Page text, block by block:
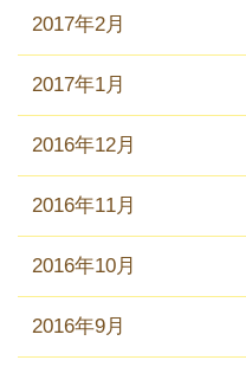
2017年2月
2017年1月
2016年12月
2016年11月
2016年10月
2016年9月